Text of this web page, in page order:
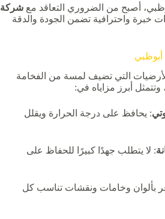
أصبح من الضروري التعاقد مع شركة
خبرة واحترافية تضمن الجودة والدقة
أبوظبي
الأرضيات التي تضيف لمسة من الفخامة
أبرز مزاياه في:
: يحافظ على درجة الحرارة ويقلل
: لا يتطلب جهدًا كبيرًا للحفاظ على
بألوان وخامات ونقشات تناسب كل